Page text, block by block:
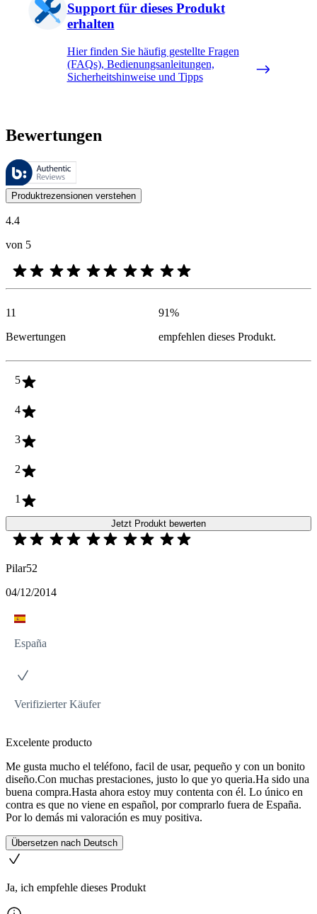
Support für dieses Produkt
erhalten
Hier finden Sie häufig gestellte Fragen
(FAQs), Bedienungsanleitungen,
Sicherheitshinweise und Tipps
Bewertungen
Diese Bewertungen werden von Bazaarvoice verwaltet und
Kundenmeinungen in Form von Produkt- und Sternebewertungen
Produktrezensionen verstehen
4.4
von 5
11
Bewertungen
91%
empfehlen dieses Produkt.
5
4
3
2
1
Jetzt Produkt bewerten
Pilar52
04/12/2014
España
Verifizierter Käufer
Excelente producto
Me gusta mucho el teléfono, facil de usar, pequeño y con un bonito
diseño.Con muchas prestaciones, justo lo que yo queria.Ha sido una
buena compra.Hasta ahora estoy muy contenta con él. Lo único en
contra es que no viene en español, por comprarlo fuera de España.
Por lo demás mi valoración es muy positiva.
Übersetzen nach Deutsch
Ja, ich empfehle dieses Produkt